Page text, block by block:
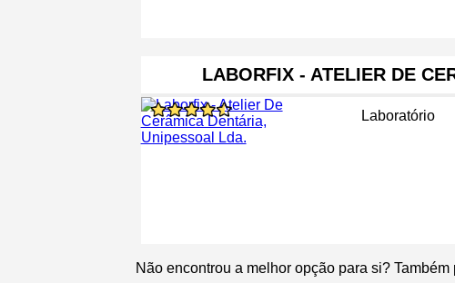
LABORFIX - ATELIER DE
Laboratório
Não encontrou a melhor opção para si?